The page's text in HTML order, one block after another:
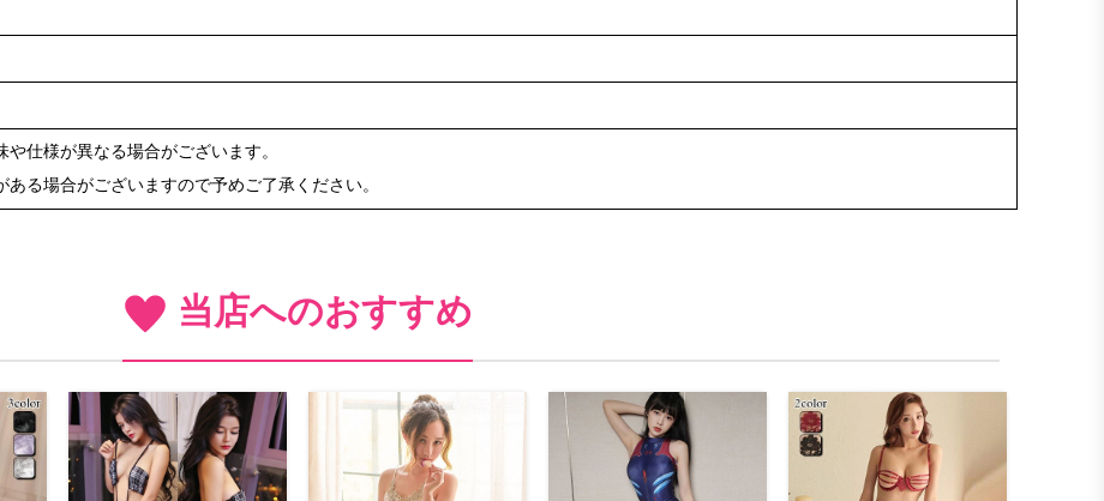
仕様が異なる場合がございます。
る場合がございますので予めご了承ください。
当店へのおすすめ